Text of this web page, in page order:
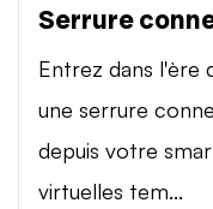
Serrure
Entrez dans l'ère
une serrure
depuis votre
virtuelles tem...